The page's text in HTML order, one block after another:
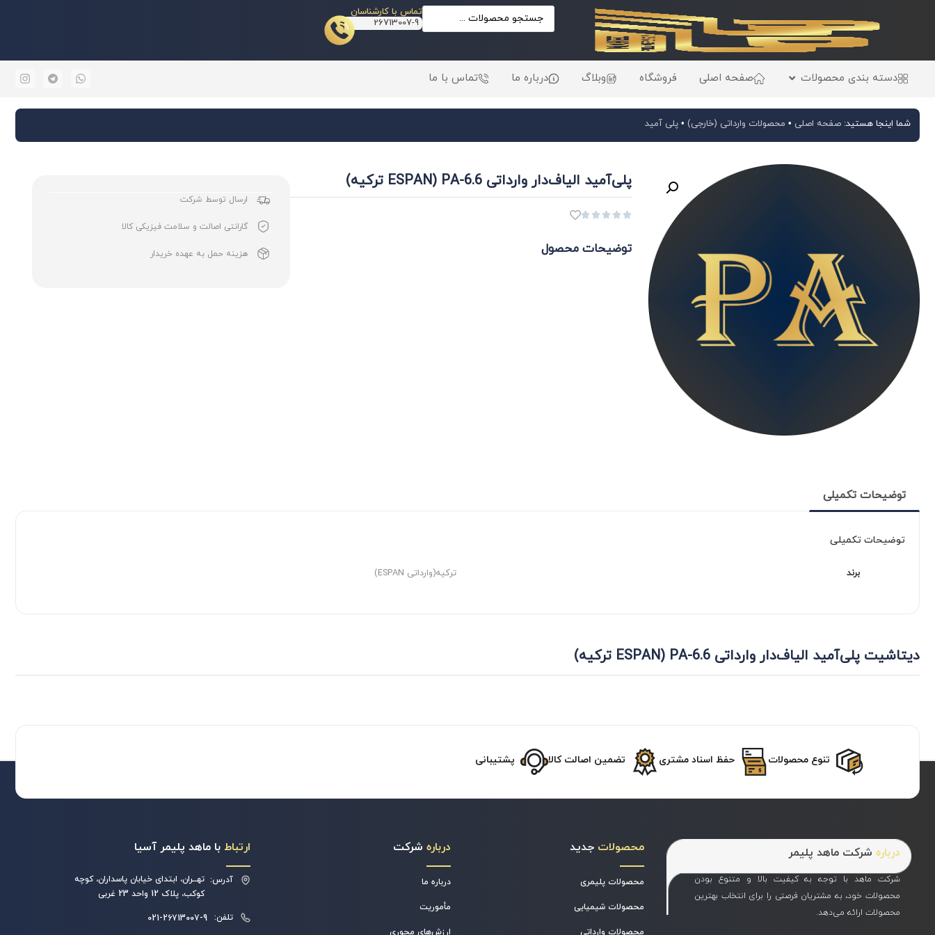
تماس با کارشناسان
26713007-9
دسته بندی محصولات صفحه اصلی فروشگاه وبلاگ درباره ما تماس با ما
شما اینجا هستید: صفحه اصلی • محصولات وارداتی (خارجی)• پلی آمید
پلی‌آمید الیاف‌دار وارداتی PA-6.6 (ESPAN ترکیه)





توضیحات محصول
ارسال توسط شرکت
گارانتی اصالت و سلامت فیزیکی کالا
هزینه حمل به عهده خریدار
توضیحات تکمیلی
توضیحات تکمیلی
برند ترکیه(وارداتی ESPAN)
دیتاشیت پلی‌آمید الیاف‌دار وارداتی PA-6.6 (ESPAN ترکیه)
تنوع محصولات حفظ اسناد مشتری تضمین اصالت کالا پشتیبانی
درباره شرکت ماهد پلیمر
شرکت ماهد با توجه به کیفیت بالا و متنوع بودن
محصولات خود، به مشتریان فرصتی را برای انتخاب بهترین
محصولات ارائه می‌دهد.
محصولات جدید
محصولات پلیمری
محصولات شیمیایی
محصولات وارداتی
درباره شرکت
درباره ما
مأموریت
ارزش‌های محوری
ارتباط با ماهد پلیمر آسیا
آدرس: تهــران، ابتدای خیابان پاسداران، کوچه
کوکب، پلاک 12 واحد 23 غربی
تلفن: 021-26713007-9